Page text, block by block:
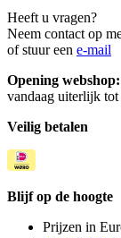
Heeft u vragen?
Neem contact op
of stuur een e-mail
Opening
vandaag uiterlijk tot
Veilig betalen
Blijf op de hoogte
Prijzen in